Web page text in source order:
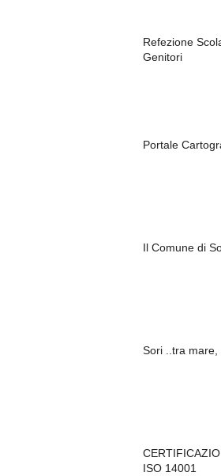
Refezione
Genitori
Portale
Il Comune di
Sori ..tra mare,
ISO 14001